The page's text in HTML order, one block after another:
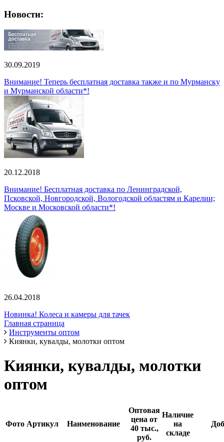
Новости:
30.09.2019
Внимание! Теперь бесплатная доставка также и по Мурманску
и Мурманской области*!
20.12.2018
Внимание! Бесплатная доставка по Ленинградской,
Псковской, Новгородской, Вологодской областям и Карелии;
Москве и Московской области*!
26.04.2018
Новинка! Колеса и камеры для тачек
Главная страница
Инструменты оптом
Киянки, кувалды, молотки оптом
Киянки, кувалды, молотки
оптом
Фото Артикул Наименование
Оптовая
цена от
40 тыс.,
руб.
Наличие
на
складе